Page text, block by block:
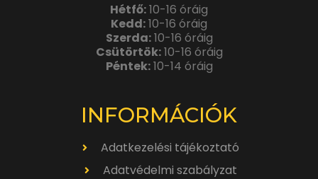
Hétfő:10-16 óráig
Kedd:10-16 óráig
Szerda:10-16 óráig
Csütörtök:10-16 óráig
Péntek:10-14 óráig
INFORMÁCIÓK
Adatkezelési tájékoztató
Adatvédelmi szabályzat